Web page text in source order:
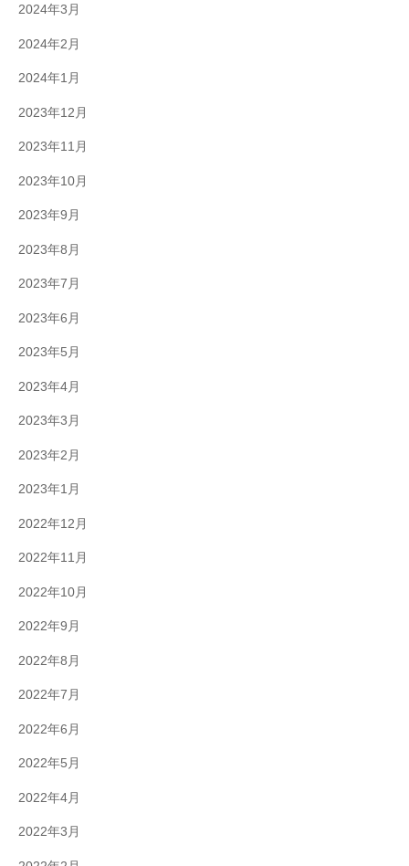
2024年3月
2024年2月
2024年1月
2023年12月
2023年11月
2023年10月
2023年9月
2023年8月
2023年7月
2023年6月
2023年5月
2023年4月
2023年3月
2023年2月
2023年1月
2022年12月
2022年11月
2022年10月
2022年9月
2022年8月
2022年7月
2022年6月
2022年5月
2022年4月
2022年3月